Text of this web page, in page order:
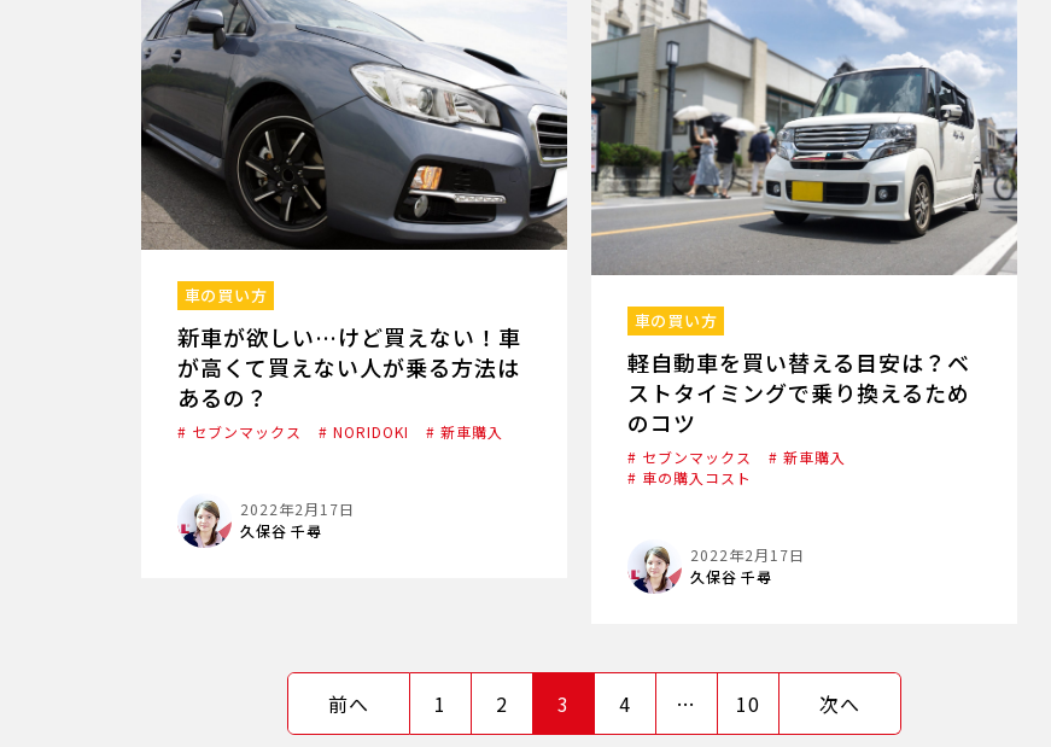
車の買い方
新車が欲しい…けど買えない！車
が高くて買えない人が乗る方法は
あるの？
# セブンマックス # NORIDOKI # 新車購入
久保谷 千尋
2022年2月17日
車の買い方
軽自動車を買い替える目安は？ベ
ストタイミングで乗り換えるため
のコツ
# セブンマックス
# 新車購入
# 車の購入コスト
久保谷 千尋
2022年2月17日
前へ 1 2 3 4 … 10 次へ